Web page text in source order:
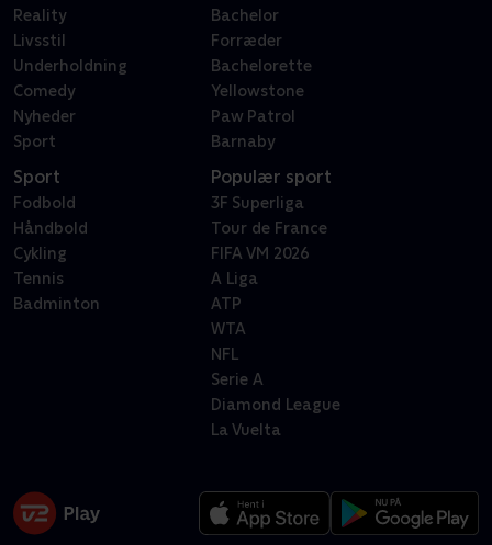
Reality
Livsstil
Underholdning
Comedy
Nyheder
Sport
Bachelor
Forræder
Bachelorette
Yellowstone
Paw Patrol
Barnaby
Sport
Fodbold
Håndbold
Cykling
Tennis
Badminton
Populær sport
3F Superliga
Tour de France
FIFA VM 2026
A Liga
ATP
WTA
NFL
Serie A
Diamond League
La Vuelta